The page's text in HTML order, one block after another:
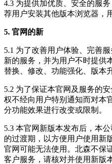
4.3 为提供加优质、安全的服
荐用户安装其他版本浏览器，
5. 官网的新
5.1 为了改善用户体验、完善
新的服务，并为用户不时提供
替换、修改、功能强化、版本
5.2 为了保证本官网及服务的
权不经向用户特别通知而对本
分功能效果进行改变或限制。
5.3 本官网新版本发布后，本
的过渡期，以方便用户使用新
官网可能无法使用。北森不保
客户服务，请核对并使用新版本